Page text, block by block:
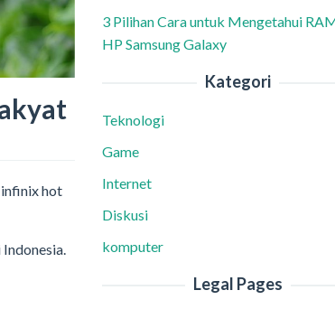
hot
3 Pilihan Cara untuk Mengetahui
HP Samsung Galaxy
Kategori
Teknologi
Game
Internet
Diskusi
komputer
Legal Pages